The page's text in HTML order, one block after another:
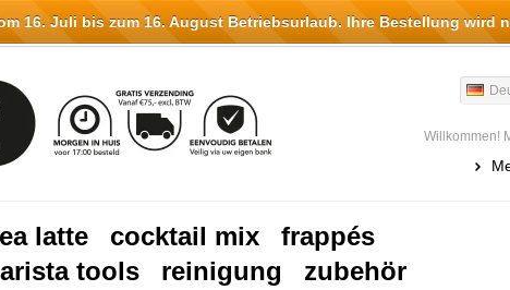
Willkommen!
latte cocktail mix
frappés
tools reinigung
zubehör
16. Juli bis zum 16. August Betriebsurlaub. Ihre Bestellung wird